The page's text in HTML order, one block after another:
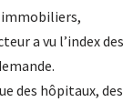
immobiliers,
a vu l’index des
des hôpitaux, des